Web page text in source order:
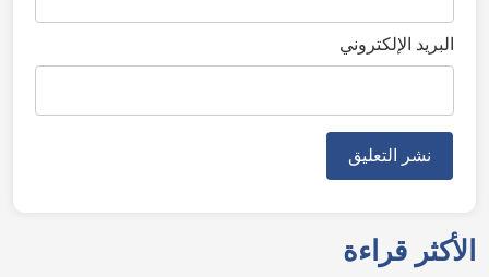
البريد الإلكتروني
الأكثر قراءة